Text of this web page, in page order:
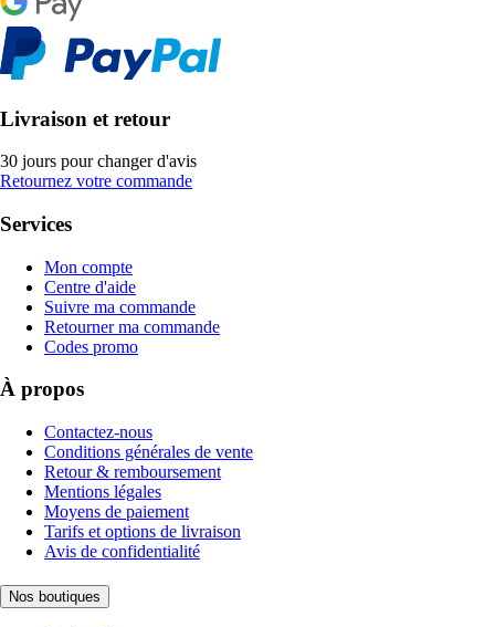
Livraison et retour
30 jours pour changer d'avis
Retournez votre commande
Services
Mon compte
Centre d'aide
Suivre ma commande
Retourner ma commande
Codes promo
À propos
Contactez-nous
Conditions générales de vente
Retour & remboursement
Mentions légales
Moyens de paiement
Tarifs et options de livraison
Avis de confidentialité
Nos boutiques